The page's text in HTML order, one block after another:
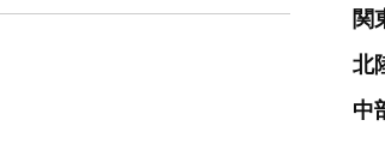
関
北
中